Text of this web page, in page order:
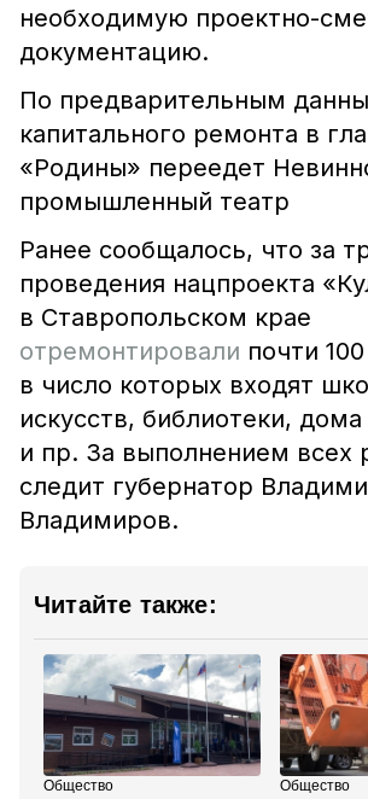
необходимую проектно-
документацию.
По предварительным
капитального ремонта в
«Родины» переедет
промышленный театр
Ранее сообщалось, что за
проведения нацпроекта
в Ставропольском крае
отремонтировали почти
в число которых входят
искусств, библиотеки,
и пр. За выполнением всех
следит губернатор
Владимиров.
Читайте также:
Общество Общество